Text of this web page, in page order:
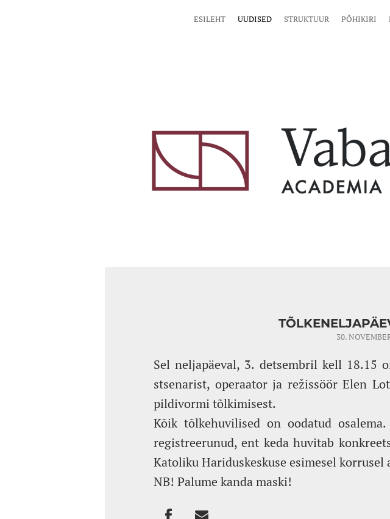
ESILEHT UUDISED STRUKTUUR PÕHIKIRI
30.
Sel neljapäeval, 3. detsembril kell 18.15
stsenarist, operaator ja režissöör Elen
pildivormi tõlkimisest.
Kõik tõlkehuvilised on oodatud
registreerunud, ent keda huvitab
Katoliku Hariduskeskuse esimesel korrusel
NB! Palume kanda maski!